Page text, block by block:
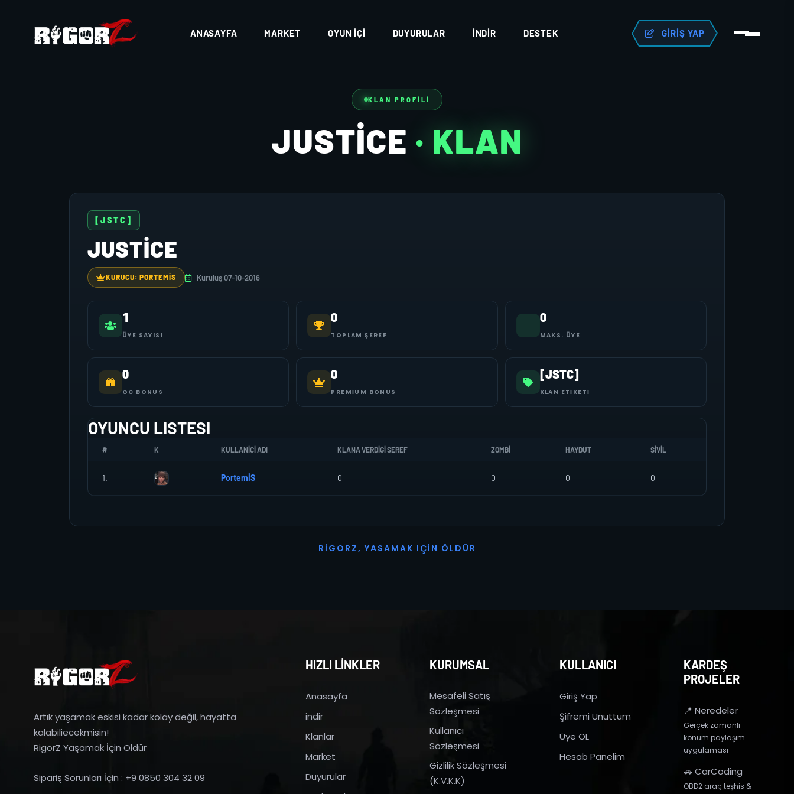
ANASAYFA MARKET OYUN İÇI DUYURULAR İNDIR DESTEK GIRIŞ YAP
KLAN PROFILI
JUSTICE · KLAN
[JSTC]
JUSTICE
KURUCU: PORTEMİS Kuruluş 07-10-2016
1
ÜYE SAYISI
0
TOPLAM ŞEREF
0
MAKS. ÜYE
0
GC BONUS
0
PREMIUM BONUS
[JSTC]
KLAN ETIKETI
OYUNCU LISTESI
# K KULLANICI ADI KLANA VERDIGI SEREF ZOMBI HAYDUT SIVIL
1. PortemİS 0 0 0 0
R I G O R Z, YASAMAK I ÇI N Ö L D Ü R
Artık yaşamak eskisi kadar kolay değil, hayatta
kalabiliecekmisin!
RigorZ Yaşamak İçin Öldür
Sipariş Sorunları İçin : +9 0850 304 32 09
HIZLI LİNKLER
Anasayfa
indir
Klanlar
Market
Duyurular
KURUMSAL
Mesafeli Satış
Sözleşmesi
Kullanıcı
Sözleşmesi
Gizlilik Sözleşmesi
(K.V.K.K)
KULLANICI
Giriş Yap
Şifremi Unuttum
Üye OL
Hesab Panelim
KARDEŞ
PROJELER
📍 Neredeler
Gerçek zamanlı
konum paylaşım
uygulaması
🚗 CarCoding
OBD2 araç teşhis &